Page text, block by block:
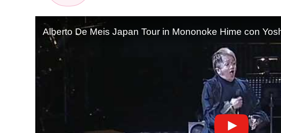
Alberto De Meis Japan Tour in Mononoke Hime con